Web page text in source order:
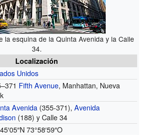
la esquina de la Quinta Avenida y la Calle
34.
Localización
Unidos
Fifth Avenue, Manhattan, Nueva
Avenida (355-371),Avenida
(188) y Calle 34
73°58′59″O